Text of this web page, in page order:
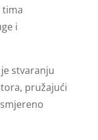
tima
i
stvaranju
pružajući